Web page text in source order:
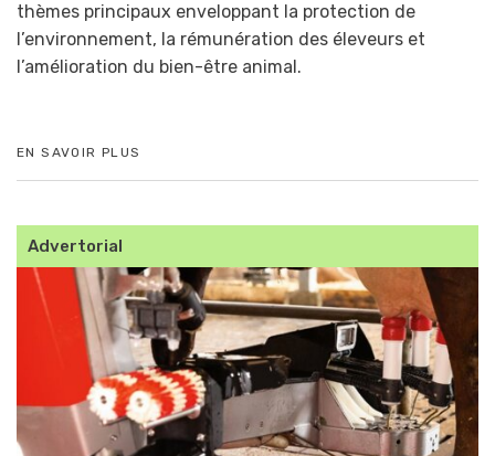
thèmes principaux enveloppant la protection de
l’environnement, la rémunération des éleveurs et
l’amélioration du bien-être animal.
EN SAVOIR PLUS
Advertorial